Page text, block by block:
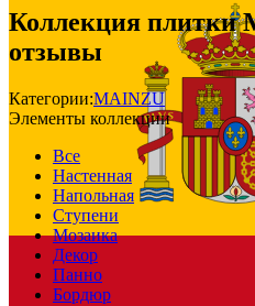
Коллекция плитки
отзывы
Категории:MAINZU
Элементы коллекции
Все
Настенная
Напольная
Ступени
Мозаика
Декор
Панно
Бордюр